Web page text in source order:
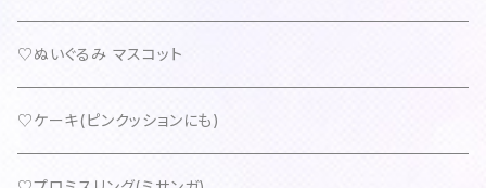
♡ぬいぐるみ マスコット
♡ケーキ(ピンクッションにも)